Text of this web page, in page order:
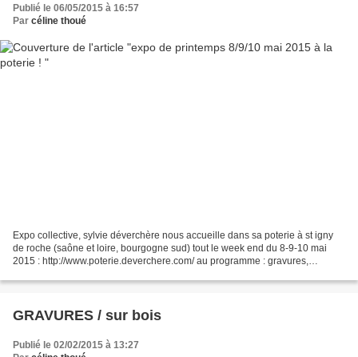
Publié le 06/05/2015 à 16:57
Par céline thoué
Expo collective, sylvie déverchère nous accueille dans sa poterie à st igny
de roche (saône et loire, bourgogne sud) tout le week end du 8-9-10 mai
2015 : http://www.poterie.deverchere.com/ au programme : gravures,
GRAVURES / sur bois
Publié le 02/02/2015 à 13:27